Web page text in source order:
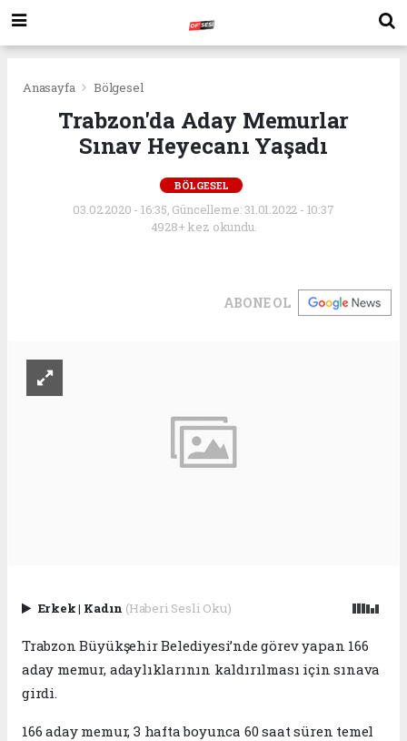
Anasayfa Bölgesel
Trabzon'da Aday Memurlar
Sınav Heyecanı Yaşadı
BÖLGESEL
03.02.2020 - 16:35, Güncelleme: 31.01.2022 - 10:37
4928+ kez okundu.
ABONE OL
Erkek| Kadın (Haberi Sesli Oku)
Trabzon Büyükşehir Belediyesi’nde görev yapan 166
aday memur, adaylıklarının kaldırılması için sınava
girdi.
166 aday memur, 3 hafta boyunca 60 saat süren temel